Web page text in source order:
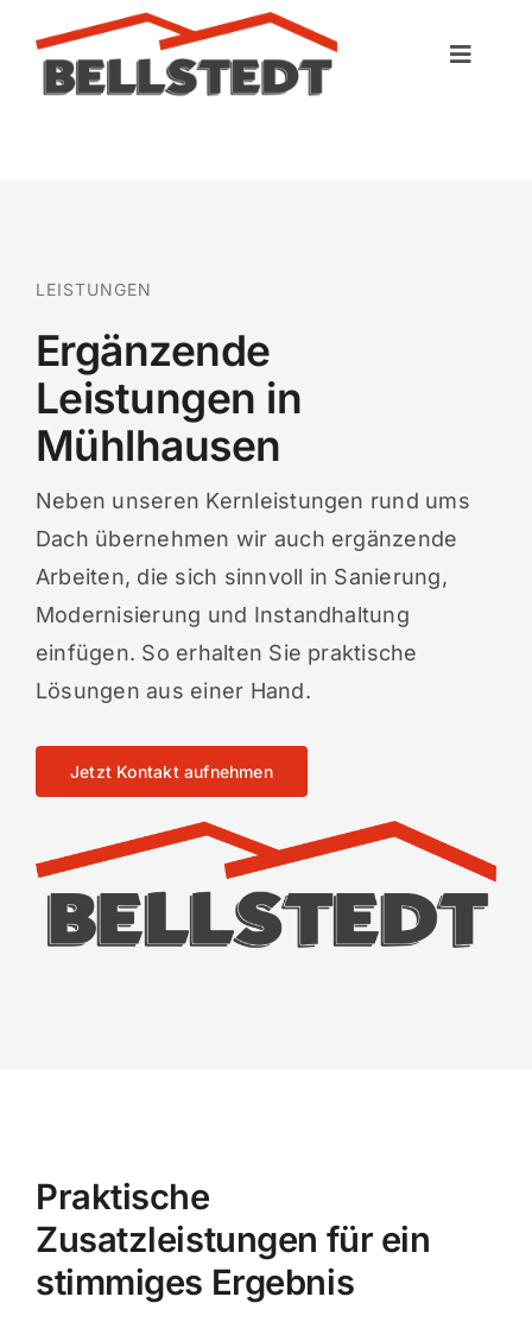
content
Toggle
Portfolio
Kontakt
LEISTUNGEN
Ergänzende
Leistungen in
Mühlhausen
Neben unseren Kernleistungen rund ums
Dach übernehmen wir auch ergänzende
Arbeiten, die sich sinnvoll in Sanierung,
Modernisierung und Instandhaltung
einfügen. So erhalten Sie praktische
Lösungen aus einer Hand.
Jetzt Kontakt aufnehmen
Praktische
Zusatzleistungen für ein
stimmiges Ergebnis